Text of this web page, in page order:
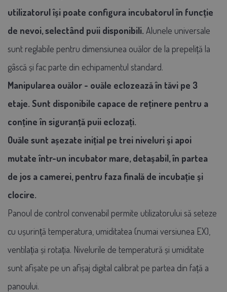
utilizatorul își poate configura incubatorul în funcție
de nevoi, selectând puii disponibili. Alunele universale
sunt reglabile pentru dimensiunea ouălor de la prepeliță la
gâscă și fac parte din echipamentul standard.
Manipularea ouălor - ouăle eclozează în tăvi pe 3
etaje. Sunt disponibile capace de reținere pentru a
conține în siguranță puii eclozați.
Ouăle sunt așezate inițial pe trei niveluri și apoi
mutate într-un incubator mare, detașabil, în partea
de jos a camerei, pentru faza finală de incubație și
clocire.
Panoul de control convenabil permite utilizatorului să seteze
cu ușurință temperatura, umiditatea (numai versiunea EX),
ventilația și rotația. Nivelurile de temperatură și umiditate
sunt afișate pe un afișaj digital calibrat pe partea din față a
panoului.